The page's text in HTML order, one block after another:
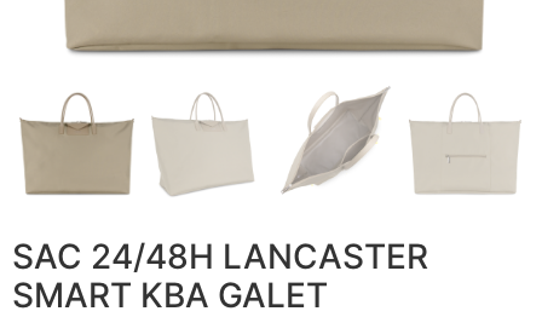
SAC 24/48H LANCASTER
SMART KBA GALET